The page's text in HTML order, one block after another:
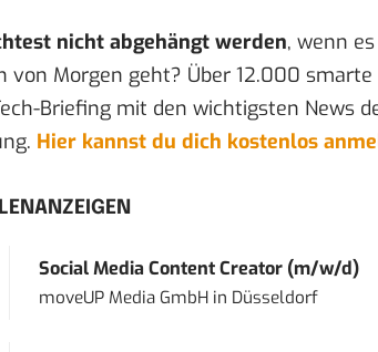
nicht abgehängt werden, wenn
von Morgen geht? Über 12.000 smarte
Briefing mit den wichtigsten News
Hier kannst du dich kostenlos
Social Media Content Creator (m/w/d)
moveUP Media GmbHin Düsseldorf